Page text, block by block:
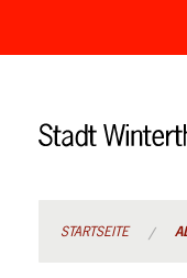
überspringen
STARTSEITE